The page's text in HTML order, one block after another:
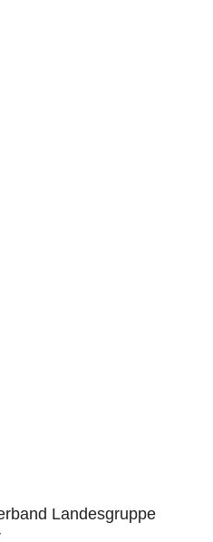
Landesgruppe